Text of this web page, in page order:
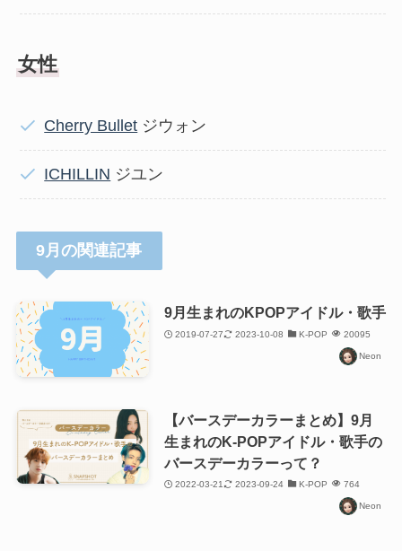
女性
Cherry Bullet ジウォン
ICHILLIN ジユン
9月の関連記事
9月生まれのKPOPアイドル・歌手
2019-07-27 2023-10-08 K-POP 20095
Neon
【バースデーカラーまとめ】9月
生まれのK-POPアイドル・歌手の
バースデーカラーって？
2022-03-21 2023-09-24 K-POP 764
Neon